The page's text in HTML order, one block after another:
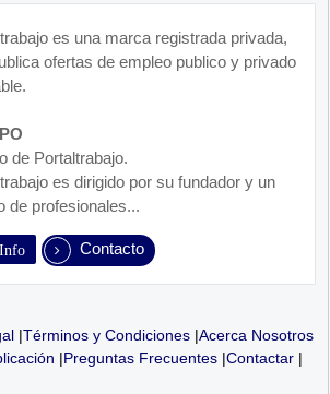
es una marca registrada privada,
ofertas de empleo publico y privado
de Portaltrabajo.
es dirigido por su fundador y un
de profesionales...
Contacto
|Términos y Condiciones |Acerca Nosotros
|Preguntas Frecuentes|Contactar|